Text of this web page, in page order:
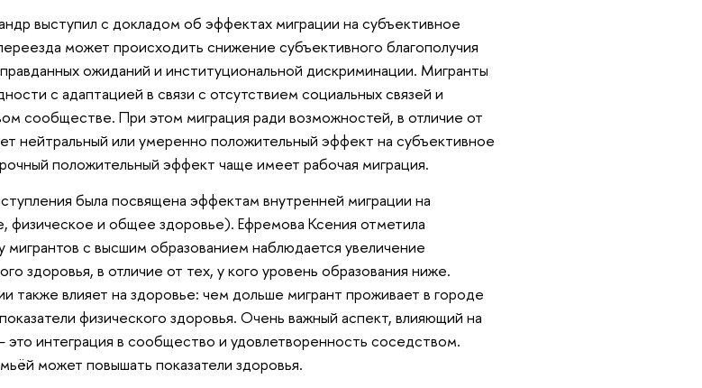
выступил с докладом об эффектах миграции на субъективное
может происходить снижение субъективного благополучия
ожиданий и институциональной дискриминации. Мигранты
с адаптацией в связи с отсутствием социальных связей и
сообществе. При этом миграция ради возможностей, в отличие от
нейтральный или умеренно положительный эффект на субъективное
положительный эффект чаще имеет рабочая миграция.
была посвящена эффектам внутренней миграции на
физическое и общее здоровье). Ефремова Ксения отметила
с высшим образованием наблюдается увеличение
здоровья, в отличие от тех, у кого уровень образования ниже.
также влияет на здоровье: чем дольше мигрант проживает в городе
физического здоровья. Очень важный аспект, влияющий на
это интеграция в сообщество и удовлетворенность соседством.
может повышать показатели здоровья.